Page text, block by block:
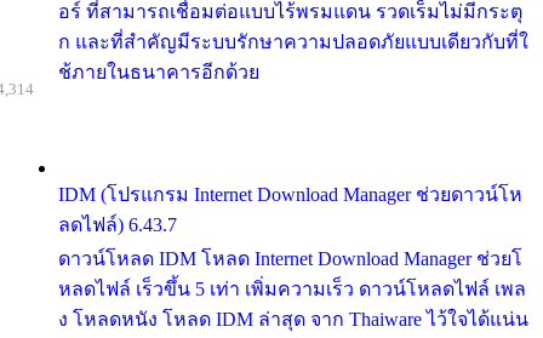
อร์ ที่สามารถเชื่อมต่อแบบไร้พรมแดน รวดเร็มไม่มีกระตุ
ก และที่สำคัญมีระบบรักษาความปลอดภัยแบบเดียวกับที่ใ
ช้ภายในธนาคารอีกด้วย
IDM (โปรแกรม Internet Download Manager ช่วยดาวน์โห
ลดไฟล์) 6.43.7
ดาวน์โหลด IDM โหลด Internet Download Manager ช่วยโ
หลดไฟล์ เร็วขึ้น 5 เท่า เพิ่มความเร็ว ดาวน์โหลดไฟล์ เพล
ง โหลดหนัง โหลด IDM ล่าสุด จาก Thaiware ไว้ใจได้แน่น